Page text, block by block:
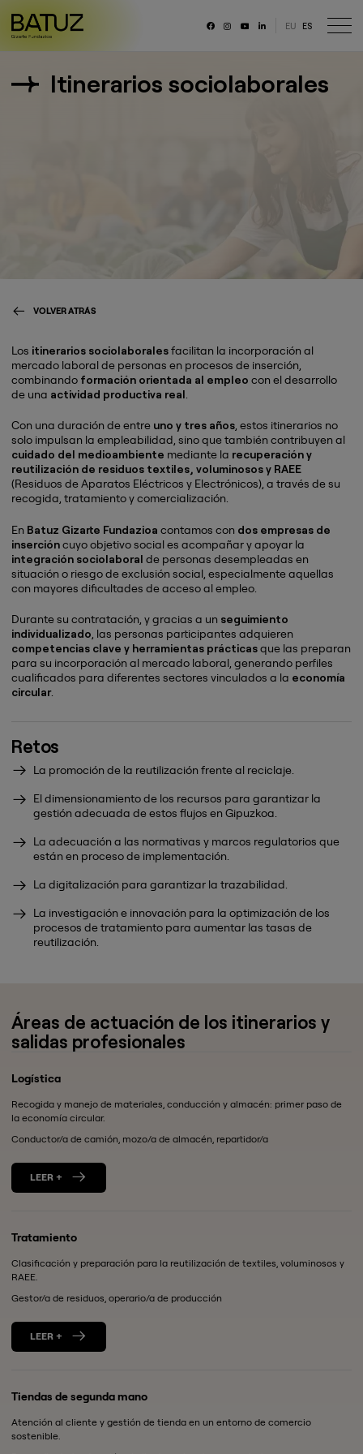
Fundación
EU ES
Itinerarios sociolaborales
VOLVER ATRÁS
Los itinerarios sociolaboralesfacilitan la incorporación al
mercado laboral de personas en procesos de inserción,
combinando formación orientada al empleo con el desarrollo
de una actividad productiva real.
Con una duración de entre uno y tres años, estos itinerarios no
solo impulsan la empleabilidad, sino que también contribuyen al
cuidado del medioambiente mediante la recuperación y
reutilización de residuos textiles, voluminosos y RAEE
(Residuos de Aparatos Eléctricos y Electrónicos), a través de su
recogida, tratamiento y comercialización.
En Batuz Gizarte Fundazioa contamos con dos empresas de
insercióncuyo objetivo social es acompañar y apoyar la
integración sociolaboral de personas desempleadas en
situación o riesgo de exclusión social, especialmente aquellas
con mayores dificultades de acceso al empleo.
Durante su contratación, y gracias a un seguimiento
individualizado, las personas participantes adquieren
competencias clave y herramientas prácticasque las preparan
para su incorporación al mercado laboral, generando perfiles
cualificados para diferentes sectores vinculados a la economía
circular.
Retos
La promoción de la reutilización frente al reciclaje.
El dimensionamiento de los recursos para garantizar la
gestión adecuada de estos flujos en Gipuzkoa.
La adecuación a las normativas y marcos regulatorios que
están en proceso de implementación.
La digitalización para garantizar la trazabilidad.
La investigación e innovación para la optimización de los
procesos de tratamiento para aumentar las tasas de
reutilización.
Áreas de actuación de los itinerarios y
salidas profesionales
Logística
Recogida y manejo de materiales, conducción y almacén: primer paso de
la economía circular.
Conductor/a de camión, mozo/a de almacén, repartidor/a
LEER +
Tratamiento
Clasificación y preparación para la reutilización de textiles, voluminosos y
RAEE.
Gestor/a de residuos, operario/a de producción
LEER +
Tiendas de segunda mano
Atención al cliente y gestión de tienda en un entorno de comercio
sostenible.